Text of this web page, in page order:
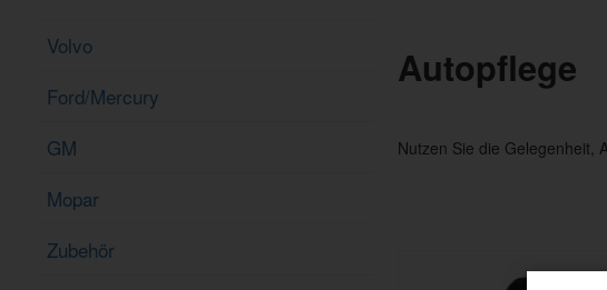
Volvo
Ford/Mercury
GM
Mopar
Zubehör
Autopflege
Nutzen Sie die Gelegenheit,